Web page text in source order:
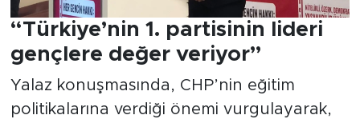
“Türkiye’nin 1. partisinin lideri
gençlere değer veriyor”
Yalaz konuşmasında, CHP’nin eğitim
politikalarına verdiği önemi vurgulayarak,